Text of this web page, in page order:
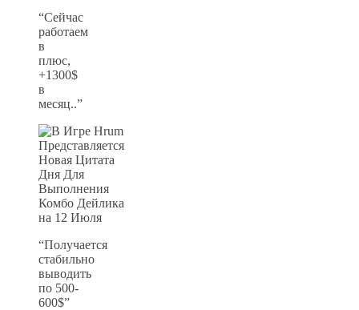
“Сейчас
работаем
в
плюс,
+1300$
в
месяц..”
“Получается
стабильно
выводить
по 500-
600$”